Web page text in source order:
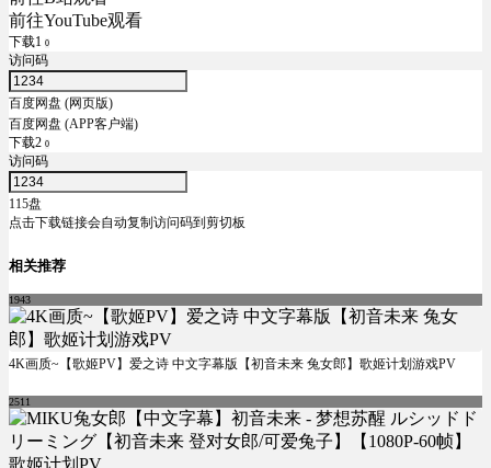
前往YouTube观看
下载1 0
访问码
百度网盘 (网页版)
百度网盘 (APP客户端)
下载2 0
访问码
115盘
点击下载链接会自动复制访问码到剪切板
相关推荐
1943
4K画质~【歌姬PV】爱之诗 中文字幕版【初音未来 兔女郎】歌姬计划游戏PV
2511